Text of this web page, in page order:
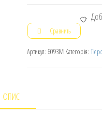
Сравнить
Артикул: 6093M Категорія:
ОПИС